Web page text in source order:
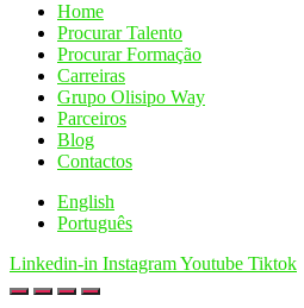
Home
Procurar Talento
Procurar Formação
Carreiras
Grupo Olisipo Way
Parceiros
Blog
Contactos
English
Português
Linkedin-in InstagramYoutube Tiktok